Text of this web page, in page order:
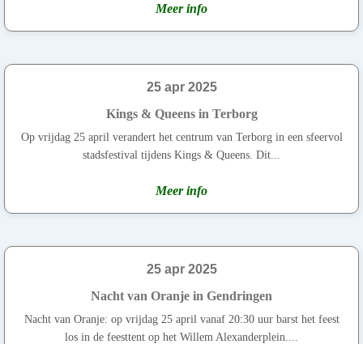
Meer info
25 apr 2025
Kings & Queens in Terborg
Op vrijdag 25 april verandert het centrum van Terborg in een sfeervol
stadsfestival tijdens Kings & Queens. Dit...
Meer info
25 apr 2025
Nacht van Oranje in Gendringen
Nacht van Oranje: op vrijdag 25 april vanaf 20:30 uur barst het feest
los in de feesttent op het Willem Alexanderplein....